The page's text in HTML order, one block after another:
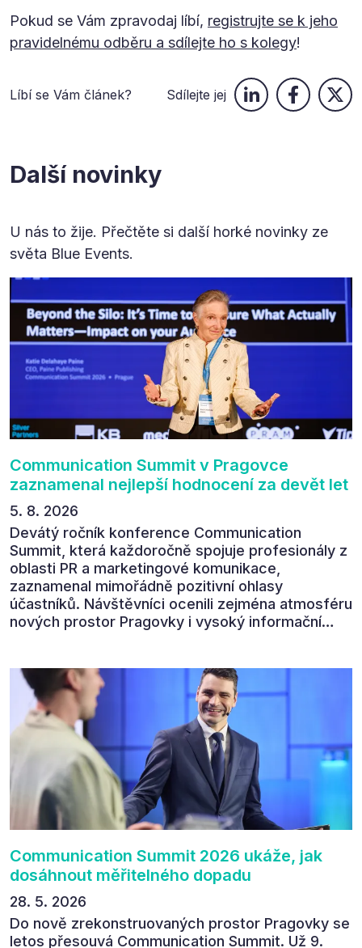
Pokud se Vám zpravodaj líbí, registrujte se k jeho
pravidelnému odběru a sdílejte ho s kolegy!
Líbí se Vám článek? Sdílejte jej
Další novinky
U nás to žije. Přečtěte si další horké novinky ze
světa Blue Events.
Communication Summit v Pragovce
zaznamenal nejlepší hodnocení za devět let
5. 8. 2026
Devátý ročník konference Communication
Summit, která každoročně spojuje profesionály z
oblasti PR a marketingové komunikace,
zaznamenal mimořádně pozitivní ohlasy
účastníků. Návštěvníci ocenili zejména atmosféru
nových prostor Pragovky i vysoký informační
zúčastnit i příštího ročníku. „Příjemná konference,
výborný program, hezké prostory, Daniel Stach
absolutně nejlepší moderátor!!!“ Tak shrnul
Communication Summit jeden z 330 účastníků ve
své zpětné vazbě. Ta potvrdila, co bylo slyšet i
cítit po celý 9. červen v Pragovce – že ročník s
tématem „Od chaosu k dopadu“ se skutečně
povedl.
Communication Summit 2026 ukáže, jak
dosáhnout měřitelného dopadu
28. 5. 2026
Do nově zrekonstruovaných prostor Pragovky se
letos přesouvá Communication Summit. Už 9.